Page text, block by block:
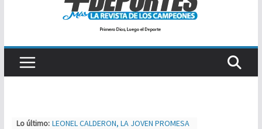
Lo último: LEONEL CALDERON, LA JOVEN PROMESA